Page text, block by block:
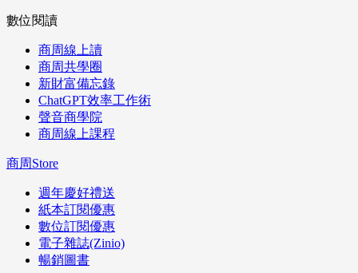
數位閱讀
商周線上讀
商周共學圈
新財富備忘錄
ChatGPT效率工作術
聲音商學院
商周線上課程
商周Store
週年慶好禮送
紙本訂閱優惠
數位訂閱優惠
電子雜誌(Zinio)
暢銷圖書